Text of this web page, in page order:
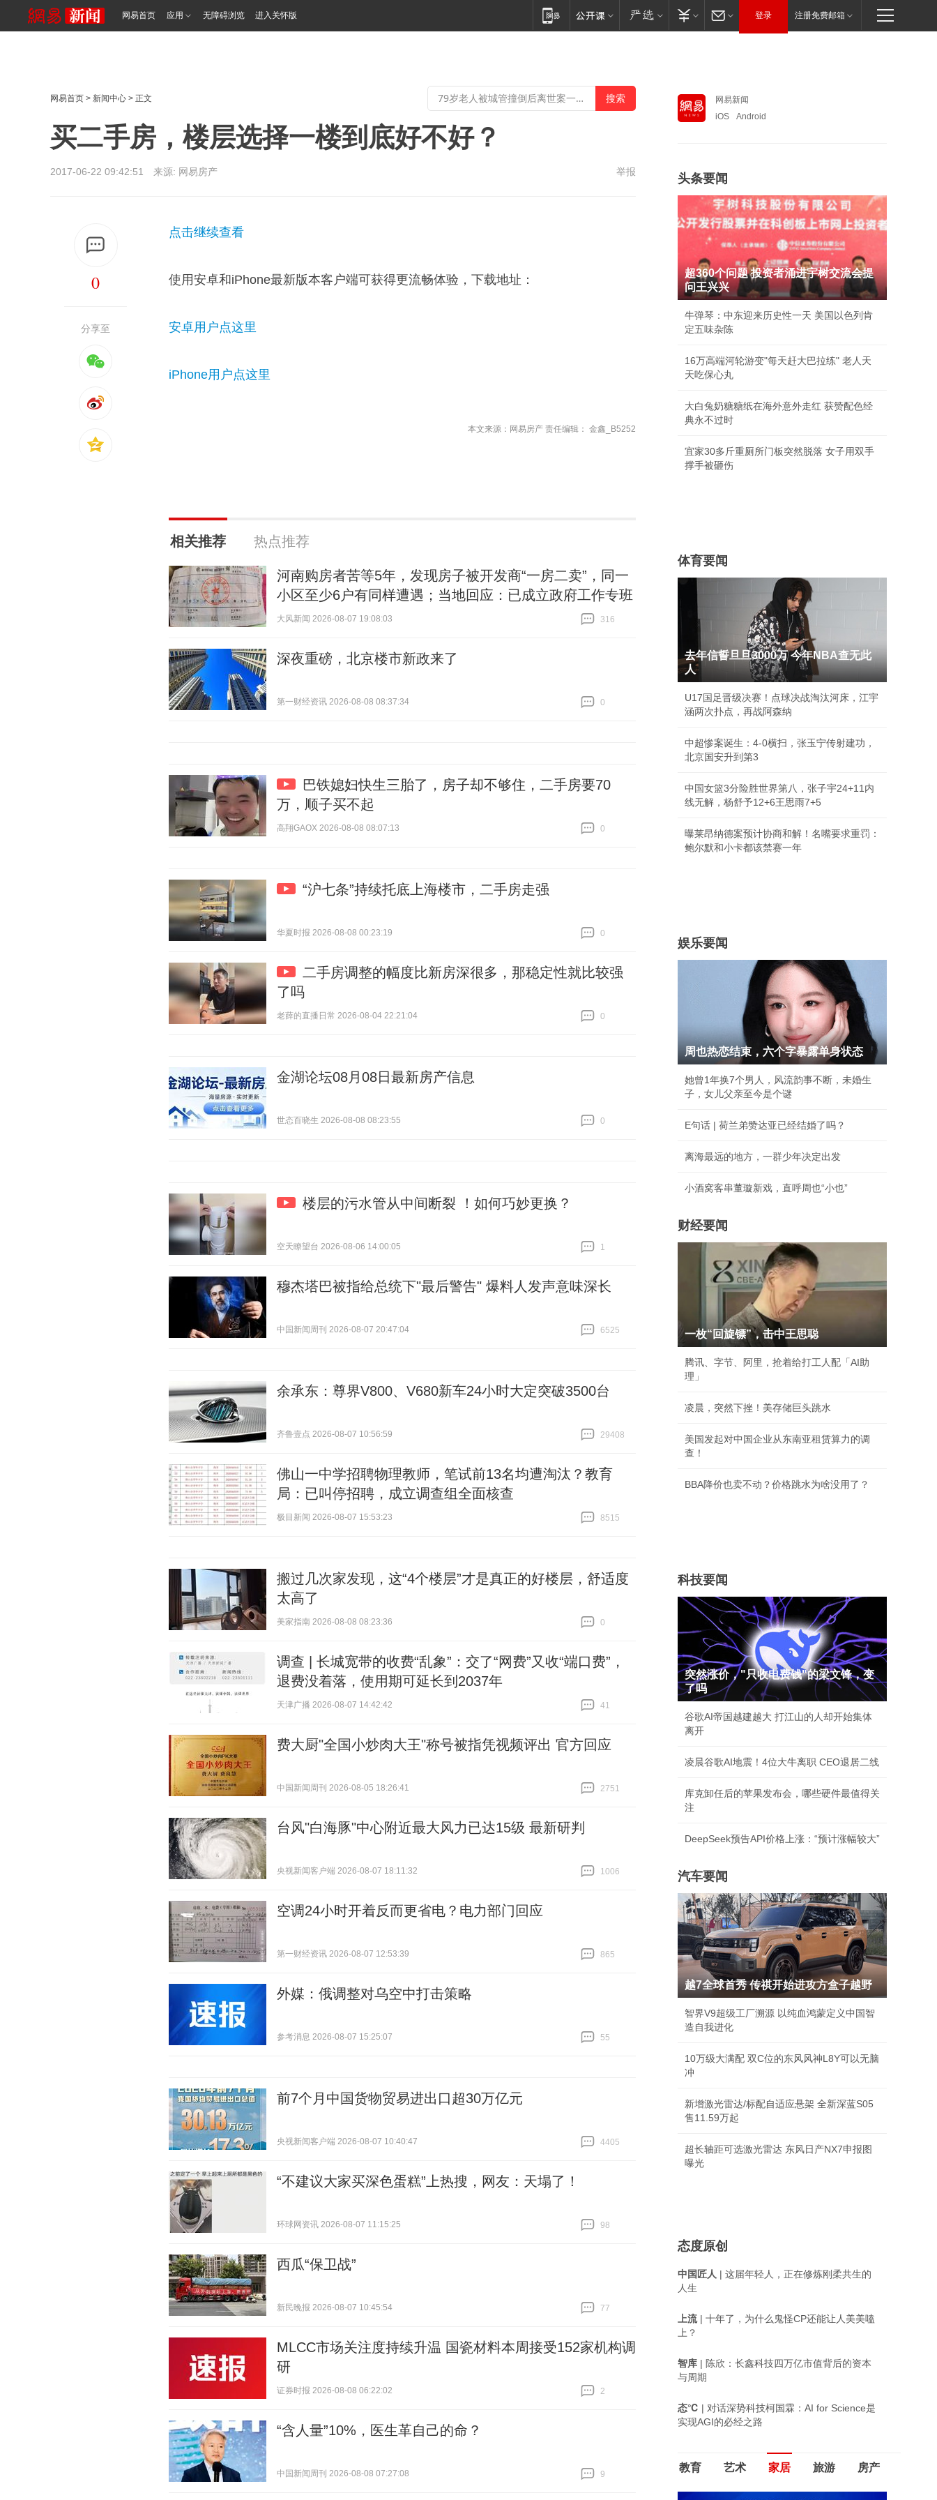
网易首页 应用 无障碍浏览 进入关怀版 登录 注册免费邮箱
网易首页 > 新闻中心 > 正文
买二手房，楼层选择一楼到底好不好？
2017-06-22 09:42:51 来源: 网易房产 举报
0
分享至
点击继续查看
使用安卓和iPhone最新版本客户端可获得更流畅体验，下载地址：
安卓用户点这里
iPhone用户点这里
本文来源：网易房产 责任编辑： 金鑫_B5252
相关推荐 热点推荐
河南购房者苦等5年，发现房子被开发商“一房二卖”，同一
小区至少6户有同样遭遇；当地回应：已成立政府工作专班
大风新闻 2026-08-07 19:08:03
316
深夜重磅，北京楼市新政来了
第一财经资讯 2026-08-08 08:37:34
0
巴铁媳妇快生三胎了，房子却不够住，二手房要70
万，顺子买不起
高翔GAOX 2026-08-08 08:07:13
0
“沪七条”持续托底上海楼市，二手房走强
华夏时报 2026-08-08 00:23:19
0
二手房调整的幅度比新房深很多，那稳定性就比较强
了吗
老薛的直播日常 2026-08-04 22:21:04
0
金湖论坛08月08日最新房产信息
世态百晓生 2026-08-08 08:23:55
0
楼层的污水管从中间断裂 ！如何巧妙更换？
空天瞭望台 2026-08-06 14:00:05
1
穆杰塔巴被指给总统下"最后警告" 爆料人发声意味深长
中国新闻周刊 2026-08-07 20:47:04
6525
余承东：尊界V800、V680新车24小时大定突破3500台
齐鲁壹点 2026-08-07 10:56:59
29408
佛山一中学招聘物理教师，笔试前13名均遭淘汰？教育
局：已叫停招聘，成立调查组全面核查
极目新闻 2026-08-07 15:53:23
8515
搬过几次家发现，这“4个楼层”才是真正的好楼层，舒适度
太高了
美家指南 2026-08-08 08:23:36
0
调查 | 长城宽带的收费“乱象”：交了“网费”又收“端口费”，
退费没着落，使用期可延长到2037年
天津广播 2026-08-07 14:42:42
41
费大厨"全国小炒肉大王"称号被指凭视频评出 官方回应
中国新闻周刊 2026-08-05 18:26:41
2751
台风"白海豚"中心附近最大风力已达15级 最新研判
央视新闻客户端 2026-08-07 18:11:32
1006
空调24小时开着反而更省电？电力部门回应
第一财经资讯 2026-08-07 12:53:39
865
外媒：俄调整对乌空中打击策略
参考消息 2026-08-07 15:25:07
55
前7个月中国货物贸易进出口超30万亿元
央视新闻客户端 2026-08-07 10:40:47
4405
“不建议大家买深色蛋糕”上热搜，网友：天塌了！
环球网资讯 2026-08-07 11:15:25
98
西瓜“保卫战”
新民晚报 2026-08-07 10:45:54
77
MLCC市场关注度持续升温 国瓷材料本周接受152家机构调
研
证券时报 2026-08-08 06:22:02
2
“含人量”10%，医生革自己的命？
中国新闻周刊 2026-08-08 07:27:08
9
网易新闻
iOS
Android
头条要闻
超360个问题 投资者涌进宇树交流会提
问王兴兴
牛弹琴：中东迎来历史性一天 美国以色列肯
定五味杂陈
16万高端河轮游变"每天赶大巴拉练" 老人天
天吃保心丸
大白兔奶糖糖纸在海外意外走红 获赞配色经
典永不过时
宜家30多斤重厕所门板突然脱落 女子用双手
撑手被砸伤
体育要闻
去年信誓旦旦3000万 今年NBA查无此
人
U17国足晋级决赛！点球决战淘汰河床，江宇
涵两次扑点，再战阿森纳
中超惨案诞生：4-0横扫，张玉宁传射建功，
北京国安升到第3
中国女篮3分险胜世界第八，张子宇24+11内
线无解，杨舒予12+6王思雨7+5
曝莱昂纳德案预计协商和解！名嘴要求重罚：
鲍尔默和小卡都该禁赛一年
娱乐要闻
周也热恋结束，六个字暴露单身状态
她曾1年换7个男人，风流韵事不断，未婚生
子，女儿父亲至今是个谜
E句话 | 荷兰弟赞达亚已经结婚了吗？
离海最远的地方，一群少年决定出发
小酒窝客串董璇新戏，直呼周也“小也”
财经要闻
一枚“回旋镖”，击中王思聪
腾讯、字节、阿里，抢着给打工人配「AI助
理」
凌晨，突然下挫！美存储巨头跳水
美国发起对中国企业从东南亚租赁算力的调
查！
BBA降价也卖不动？价格跳水为啥没用了？
科技要闻
突然涨价，"只收电费钱"的梁文锋，变
了吗
谷歌AI帝国越建越大 打江山的人却开始集体
离开
凌晨谷歌AI地震！4位大牛离职 CEO退居二线
库克卸任后的苹果发布会，哪些硬件最值得关
注
DeepSeek预告API价格上涨：“预计涨幅较大”
汽车要闻
越7全球首秀 传祺开始进攻方盒子越野
智界V9超级工厂溯源 以纯血鸿蒙定义中国智
造自我进化
10万级大满配 双C位的东风风神L8Y可以无脑
冲
新增激光雷达/标配自适应悬架 全新深蓝S05
售11.59万起
超长轴距可选激光雷达 东风日产NX7申报图
曝光
态度原创
中国匠人 | 这届年轻人，正在修炼刚柔共生的
人生
上流| 十年了，为什么鬼怪CP还能让人美美嗑
上？
智库 | 陈欣：长鑫科技四万亿市值背后的资本
与周期
态℃ | 对话深势科技柯国霖：AI for Science是
实现AGI的必经之路
教育 艺术 家居 旅游 房产